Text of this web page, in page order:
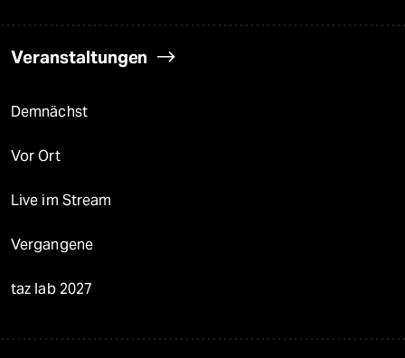
Veranstaltungen
Demnächst
Vor Ort
Live im Stream
Vergangene
taz lab 2027